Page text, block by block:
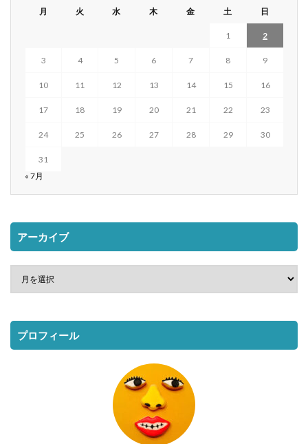
月 火 水 木 金 土 日
1 2
3 4 5 6 7 8 9
10 11 12 13 14 15 16
17 18 19 20 21 22 23
24 25 26 27 28 29 30
31
« 7月
アーカイブ
プロフィール